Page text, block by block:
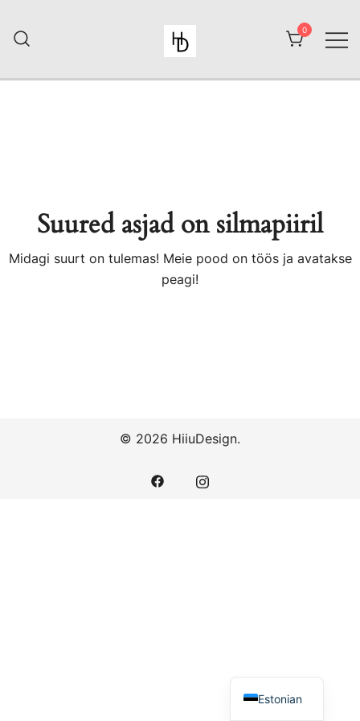
content
HiiuDesign
0
Suured asjad on silmapiiril
Midagi suurt on tulemas! Meie pood on töös ja avatakse
peagi!
© 2026 HiiuDesign.
Estonian